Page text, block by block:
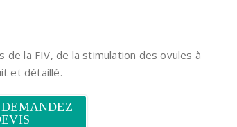
la FIV, de la stimulation des ovules à
et détaillé.